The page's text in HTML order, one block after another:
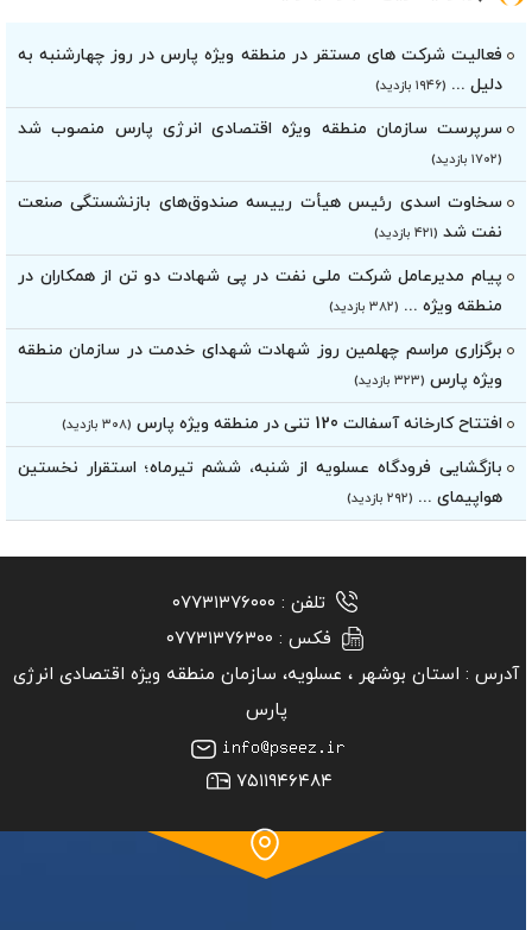
فعالیت شرکت های مستقر در منطقه ویژه پارس در روز چهارشنبه به
دلیل ...
سرپرست سازمان منطقه ویژه اقتصادی انرژی پارس منصوب شد
سخاوت اسدی رئیس هیأت‌ رییسه صندوق‌های بازنشستگی صنعت
نفت شد (۴۲۱ بازدید)
پیام مدیرعامل شرکت ملی نفت در پی شهادت دو تن از همکاران در
منطقه ویژه ...
برگزاری مراسم چهلمین روز شهادت شهدای خدمت در سازمان منطقه
ویژه پارس (۳۲۳ بازدید)
افتتاح کارخانه آسفالت 120 تنی در منطقه ویژه پارس (۳۰۸ بازدید)
بازگشایی فرودگاه عسلویه از شنبه، ششم تیرماه؛ استقرار نخستین
هواپیمای ...
تلفن : ۰۷۷۳۱۳۷۶۰۰۰
فکس : ۰۷۷۳۱۳۷۶۳۰۰
آدرس : استان بوشهر ‏، عسلویه، سازمان منطقه ویژه اقتصادی انرژی
پارس
۷۵۱۱۹۴۶۴۸۴